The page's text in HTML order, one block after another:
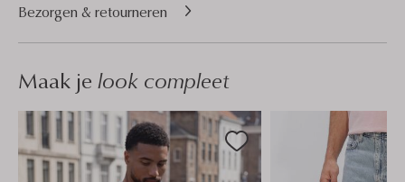
Bezorgen & retourneren
Maak je look compleet